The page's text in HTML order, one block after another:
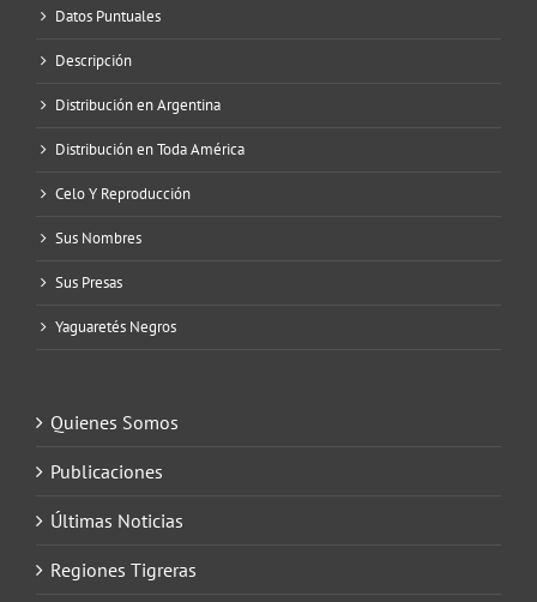
Datos Puntuales
Descripción
Distribución en Argentina
Distribución en Toda América
Celo Y Reproducción
Sus Nombres
Sus Presas
Yaguaretés Negros
Quienes Somos
Publicaciones
Últimas Noticias
Regiones Tigreras